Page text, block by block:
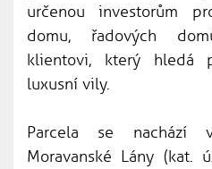
určenou investorům
domu, řadových
klientovi, který hledá
luxusní vily.
Parcela se nachází
Moravanské Lány (kat.